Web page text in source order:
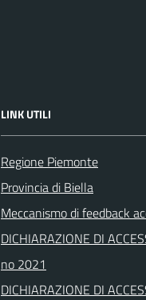
LINK UTILI
Regione Piemonte
Provincia di Biella
Meccanismo di feedback
DICHIARAZIONE DI
no 2021
DICHIARAZIONE DI